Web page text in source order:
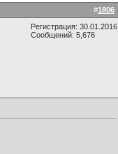
#1806
Регистрация: 30.01.2016
Сообщений: 5,676